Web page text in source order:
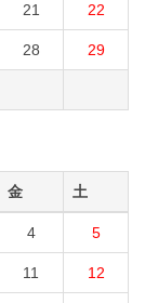
21 22
28 29
金 土
4 5
11 12